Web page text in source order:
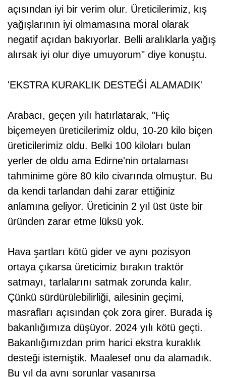
açısından iyi bir verim olur. Üreticilerimiz, kış
yağışlarının iyi olmamasına moral olarak
negatif açıdan bakıyorlar. Belli aralıklarla yağış
alırsak iyi olur diye umuyorum" diye konuştu.
'EKSTRA KURAKLIK DESTEĞİ ALAMADIK'
Arabacı, geçen yılı hatırlatarak, "Hiç
biçemeyen üreticilerimiz oldu, 10-20 kilo biçen
üreticilerimiz oldu. Belki 100 kiloları bulan
yerler de oldu ama Edirne'nin ortalaması
tahminime göre 80 kilo civarında olmuştur. Bu
da kendi tarlandan dahi zarar ettiğiniz
anlamına geliyor. Üreticinin 2 yıl üst üste bir
üründen zarar etme lüksü yok.
Hava şartları kötü gider ve aynı pozisyon
ortaya çıkarsa üreticimiz bırakın traktör
satmayı, tarlalarını satmak zorunda kalır.
Çünkü sürdürülebilirliği, ailesinin geçimi,
masrafları açısından çok zora girer. Burada iş
bakanlığımıza düşüyor. 2024 yılı kötü geçti.
Bakanlığımızdan prim harici ekstra kuraklık
desteği istemiştik. Maalesef onu da alamadık.
Bu yıl da aynı sorunlar yaşanırsa